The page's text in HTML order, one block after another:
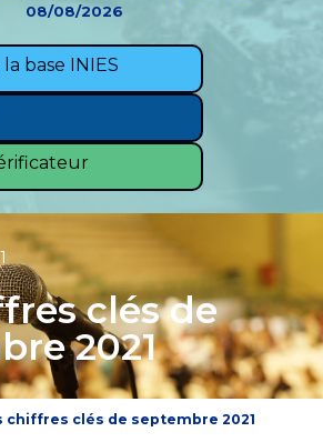
08/08/2026
base INIES
clés de
2021
chiffres clés de septembre 2021